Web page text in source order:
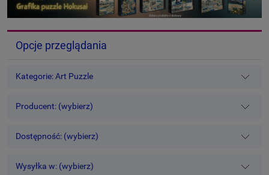
Opcje przeglądania
Kategorie: Art Puzzle
Producent: (wybierz)
Dostępność: (wybierz)
Wysyłka w: (wybierz)